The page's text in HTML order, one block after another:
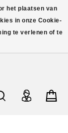
het plaatsen van
in onze Cookie-
te verlenen of te